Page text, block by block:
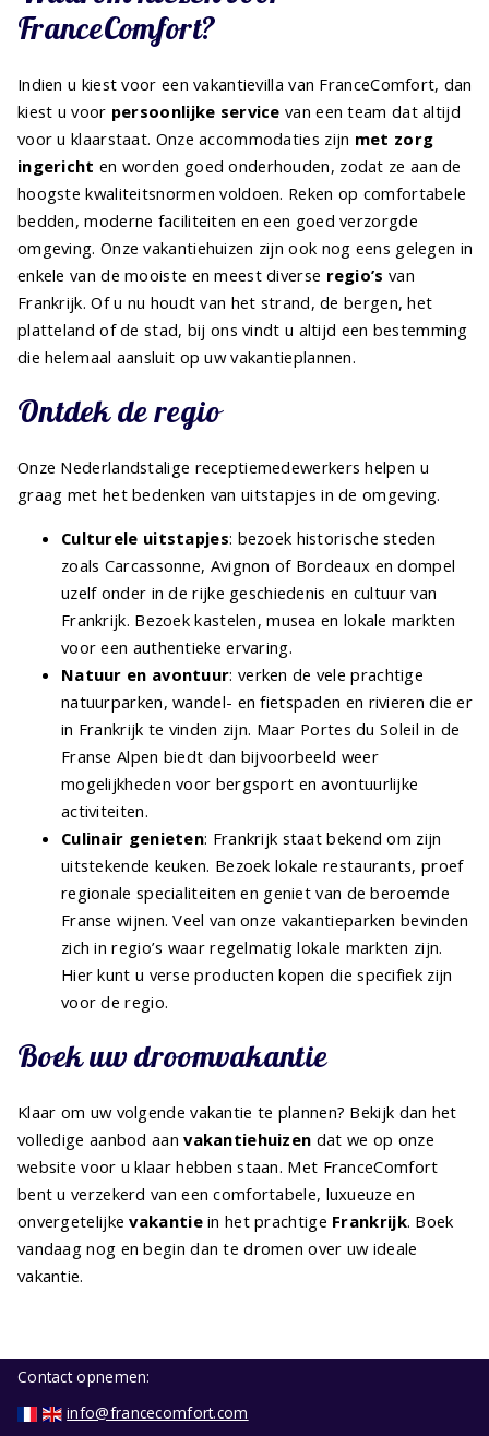
FranceComfort?
Indien u kiest voor een vakantievilla van FranceComfort, dan
kiest u voor persoonlijke service van een team dat altijd
voor u klaarstaat. Onze accommodaties zijn met zorg
ingericht en worden goed onderhouden, zodat ze aan de
hoogste kwaliteitsnormen voldoen. Reken op comfortabele
bedden, moderne faciliteiten en een goed verzorgde
omgeving. Onze vakantiehuizen zijn ook nog eens gelegen in
enkele van de mooiste en meest diverse regio’s van
Frankrijk. Of u nu houdt van het strand, de bergen, het
platteland of de stad, bij ons vindt u altijd een bestemming
die helemaal aansluit op uw vakantieplannen.
Ontdek de regio
Onze Nederlandstalige receptiemedewerkers helpen u
graag met het bedenken van uitstapjes in de omgeving.
Culturele uitstapjes: bezoek historische steden
zoals Carcassonne, Avignon of Bordeaux en dompel
uzelf onder in de rijke geschiedenis en cultuur van
Frankrijk. Bezoek kastelen, musea en lokale markten
voor een authentieke ervaring.
Natuur en avontuur: verken de vele prachtige
natuurparken, wandel- en fietspaden en rivieren die er
in Frankrijk te vinden zijn. Maar Portes du Soleil in de
Franse Alpen biedt dan bijvoorbeeld weer
mogelijkheden voor bergsport en avontuurlijke
activiteiten.
Culinair genieten: Frankrijk staat bekend om zijn
uitstekende keuken. Bezoek lokale restaurants, proef
regionale specialiteiten en geniet van de beroemde
Franse wijnen. Veel van onze vakantieparken bevinden
zich in regio’s waar regelmatig lokale markten zijn.
Hier kunt u verse producten kopen die specifiek zijn
voor de regio.
Boek uw droomvakantie
Klaar om uw volgende vakantie te plannen? Bekijk dan het
volledige aanbod aanvakantiehuizen dat we op onze
website voor u klaar hebben staan. Met FranceComfort
bent u verzekerd van een comfortabele, luxueuze en
onvergetelijkevakantiein het prachtige Frankrijk. Boek
vandaag nog en begin dan te dromen over uw ideale
vakantie.
Contact opnemen:
info@francecomfort.com